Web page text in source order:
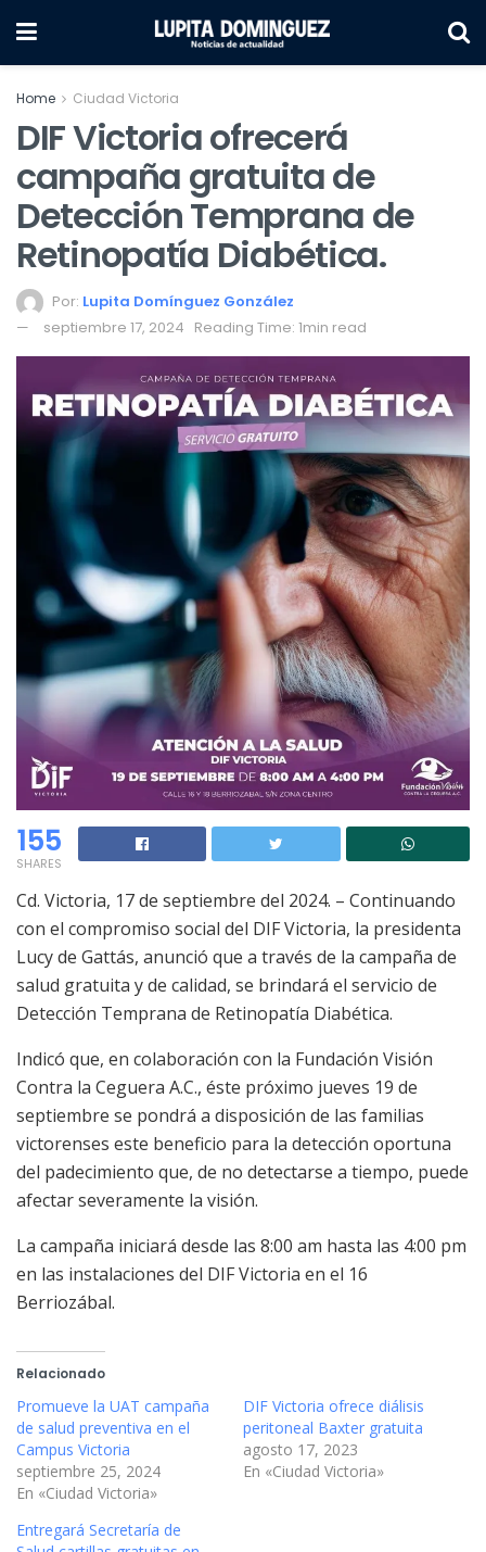
Home Ciudad Victoria
DIF Victoria ofrecerá
campaña gratuita de
Detección Temprana de
Retinopatía Diabética.
Por: Lupita Domínguez González
septiembre 17, 2024 Reading Time: 1min read
155
SHARES
Cd. Victoria, 17 de septiembre del 2024. – Continuando
con el compromiso social del DIF Victoria, la presidenta
Lucy de Gattás, anunció que a través de la campaña de
salud gratuita y de calidad, se brindará el servicio de
Detección Temprana de Retinopatía Diabética.
Indicó que, en colaboración con la Fundación Visión
Contra la Ceguera A.C., éste próximo jueves 19 de
septiembre se pondrá a disposición de las familias
victorenses este beneficio para la detección oportuna
del padecimiento que, de no detectarse a tiempo, puede
afectar severamente la visión.
La campaña iniciará desde las 8:00 am hasta las 4:00 pm
en las instalaciones del DIF Victoria en el 16
Berriozábal.
Relacionado
Promueve la UAT campaña
de salud preventiva en el
Campus Victoria
septiembre 25, 2024
En «Ciudad Victoria»
DIF Victoria ofrece diálisis
peritoneal Baxter gratuita
agosto 17, 2023
En «Ciudad Victoria»
Entregará Secretaría de